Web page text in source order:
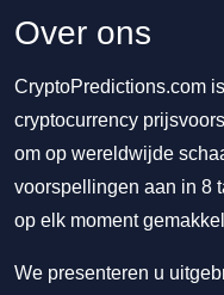
Over ons
CryptoPredictions.com
cryptocurrency
om op wereldwijde
voorspellingen aan in 8
op elk moment
We presenteren u